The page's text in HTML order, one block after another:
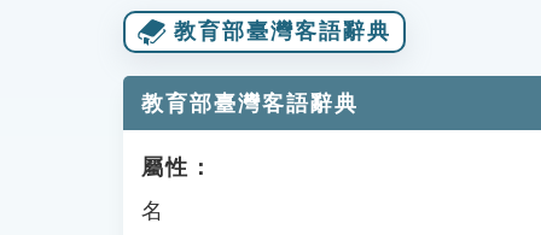
教育部臺灣客語辭典
教育部臺灣客語辭典
屬性：
名